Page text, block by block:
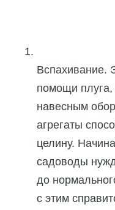
Вспахивание.
помощи плуга,
навесным
агрегаты
целину.
садоводы
до
с этим